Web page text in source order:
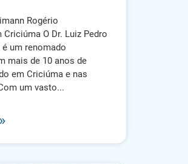
Rogério
O Dr. Luiz Pedro
um renomado
mais de 10 anos de
em Criciúma e nas
um vasto